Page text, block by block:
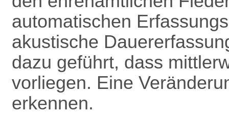
automatischen
akustische
dazu geführt, dass
vorliegen. Eine
erkennen.